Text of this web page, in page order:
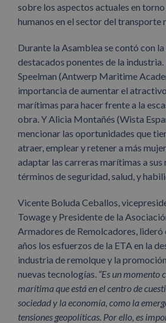
sobre los aspectos actuales en
humanos en el sector del transporte
Durante la Asamblea se contó con
destacados ponentes de la
Speelman (Antwerp Maritime
importancia de aumentar el
marítimas para hacer frente a la
obra. Y Alicia Montañés (Wista
mencionar las oportunidades que
atraer, emplear y retener a más
adaptar las carreras marítimas a sus
términos de seguridad, salud, y
Vicente Boluda Ceballos,
Towage y Presidente de la
Armadores de Remolcadores, lideró
años los esfuerzos de la ETA en la
industria de remolque y la
nuevas tecnologías. “Es un momento
marítima que está en el centro de
sociedad y la economía, como la
tensiones geopolíticas. Por ello, es